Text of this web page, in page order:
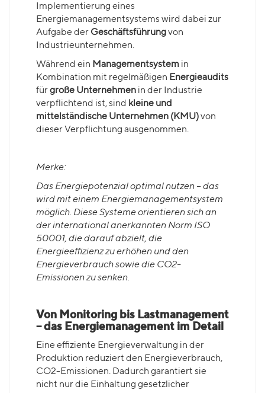
Implementierung eines
Energiemanagementsystems wird dabei zur
Aufgabe der Geschäftsführungvon
Industrieunternehmen.
Während ein Managementsystem in
Kombination mit regelmäßigen Energieaudits
fürgroße Unternehmen in der Industrie
verpflichtend ist, sind kleine und
mittelständische Unternehmen (KMU)von
dieser Verpflichtung ausgenommen.
Merke:
Das Energiepotenzial optimal nutzen – das
wird mit einem Energiemanagementsystem
möglich. Diese Systeme orientieren sich an
der international anerkannten Norm ISO
50001, die darauf abzielt, die
Energieeffizienz zu erhöhen und den
Energieverbrauch sowie die CO2-
Emissionen zu senken.
Von Monitoring bis Lastmanagement
– das Energiemanagement im Detail
Eine effiziente Energieverwaltung in der
Produktion reduziert den Energieverbrauch,
CO2-Emissionen. Dadurch garantiert sie
nicht nur die Einhaltung gesetzlicher